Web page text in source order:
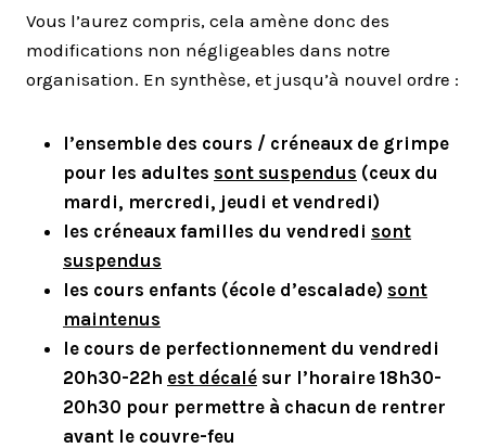
Vous l’aurez compris, cela amène donc des
modifications non négligeables dans notre
organisation. En synthèse, et jusqu’à nouvel ordre :
l’ensemble des cours / créneaux de grimpe
pour les adultes sont suspendus (ceux du
mardi, mercredi, jeudi et vendredi)
les créneaux familles du vendredi sont
suspendus
les cours enfants (école d’escalade) sont
maintenus
le cours de perfectionnement du vendredi
20h30-22h est décalé sur l’horaire 18h30-
20h30 pour permettre à chacun de rentrer
avant le couvre-feu